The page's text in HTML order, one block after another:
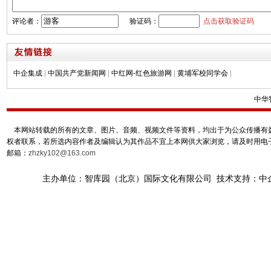
评论者： 验证码： 点击获取验证码
中企集成 中国共产党新闻网 中红网-红色旅游网 黄埔军校同学会
中华
本网站转载的所有的文章、图片、音频、视频文件等资料，均出于为公众传播
权者联系，若所选内容作者及编辑认为其作品不宜上本网供大家浏览，请及时用
邮箱： zhzky102@163.com
主办单位：智库园（北京）国际文化有限公司 技术支持：